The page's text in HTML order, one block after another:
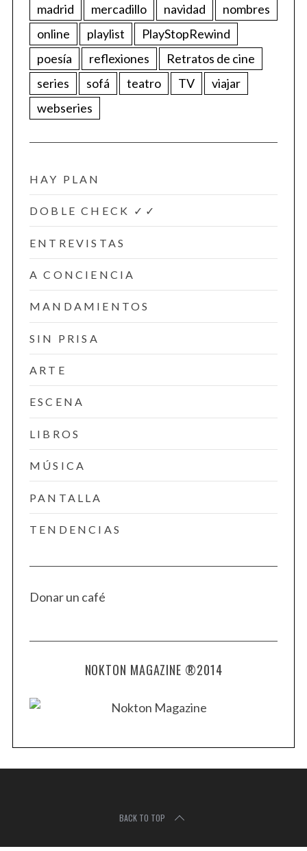
madrid
mercadillo navidad
nombres
online
playlist
PlayStopRewind
poesía
reflexiones
Retratos de cine
series
sofá teatro TV
viajar
webseries
HAY PLAN
DOBLE CHECK ✓✓
ENTREVISTAS
A CONCIENCIA
MANDAMIENTOS
SIN PRISA
ARTE
ESCENA
LIBROS
MÚSICA
PANTALLA
TENDENCIAS
Donar un café
NOKTON MAGAZINE ®2014
BACK TO TOP